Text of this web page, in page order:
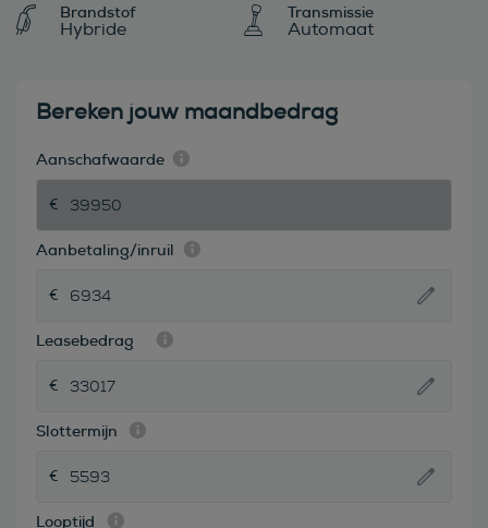
Brandstof
Hybride
Transmissie
Automaat
Bereken jouw maandbedrag
Aanschafwaarde
Aanbetaling/inruil
Leasebedrag
Slottermijn
Looptijd